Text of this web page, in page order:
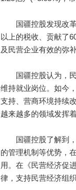
国疆控股发现改革
以上的税收、贡献了
及民营企业有效的弥
国疆控股认为，民
维持就业岗位。如今
支持、营商环境持续
越来越多的领域发挥
国疆控股了解到，
的管理机制等优势，
用。在《民营经济促
律，支持民营经济组